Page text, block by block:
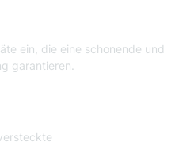
ein, die eine schonende und
garantieren.